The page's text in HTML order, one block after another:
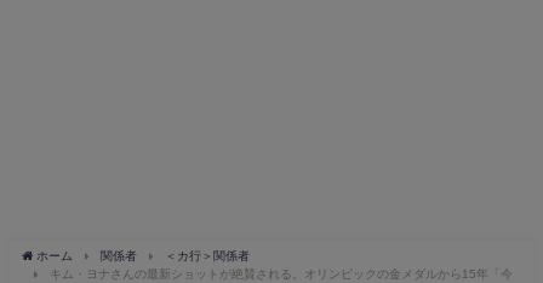
ホーム 関係者
＜カ行＞関係者
キム・ヨナさんの最新ショットが絶賛される。オリンピックの金メダルから15年「今